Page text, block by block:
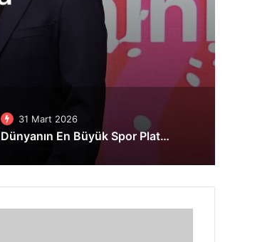
31 Mart 2026
Dünyanın En Büyük Spor Platformu Strava Artık Tamamen Türkçe